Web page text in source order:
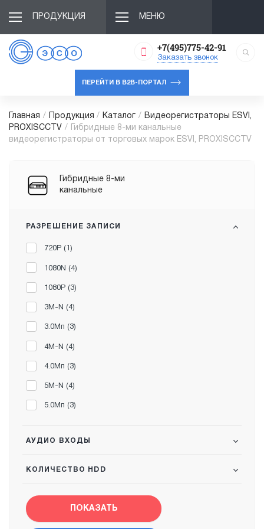
ПРОДУКЦИЯ МЕНЮ
+7(495)775-42-91
Заказать звонок
ПЕРЕЙТИ В B2B-ПОРТАЛ
Главная / Продукция / Каталог /
Видеорегистраторы ESVI,
PROXISCCTV /
Гибридные 8-ми канальные
видеорегистраторы от торговых марок ESVI, PROXISCCTV
Гибридные 8-ми
канальные
РАЗРЕШЕНИЕ ЗАПИСИ
720P ( )
1080N (4)
1080P (3)
3M-N (4)
3.0Мп (3)
4M-N (4)
4.0Мп (3)
5M-N (4)
5.0Мп (3)
АУДИО ВХОДЫ
КОЛИЧЕСТВО HDD